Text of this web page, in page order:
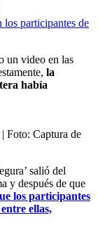
los participantes de
un video en las
la
había
| Foto: Captura de
salió del
y después de que
los participantes
ellas,